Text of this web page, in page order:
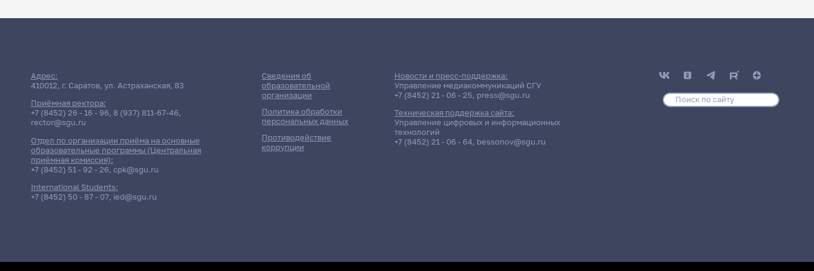
Адрес:
410012, г. Саратов, ул. Астраханская, 83
Приёмная ректора:
+7 (8452) 26 - 16 - 96, 8 (937) 811-67-46,
rector@sgu.ru
Отдел по организации приёма на основные
образовательные программы (Центральная
приёмная комиссия):
+7 (8452) 51 - 92 - 26, cpk@sgu.ru
International Students:
+7 (8452) 50 - 87 - 07, ied@sgu.ru
Сведения об
образовательной
организации
Политика обработки
персональных данных
Противодействие
коррупции
Новости и пресс-поддержка:
Управление медиакоммуникаций СГУ
+7 (8452) 21 - 06 - 25, press@sgu.ru
Техническая поддержка сайта:
Управление цифровых и информационных
технологий
+7 (8452) 21 - 06 - 64, bessonov@sgu.ru